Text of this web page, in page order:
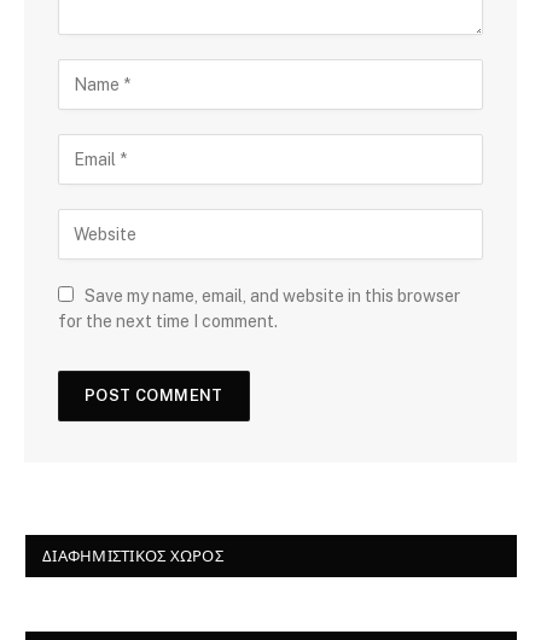
Save my name, email, and website in this browser
for the next time I comment.
ΔΙΑΦΗΜΙΣΤΙΚΌΣ ΧΏΡΟΣ